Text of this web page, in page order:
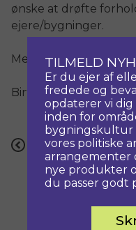
ønske at drøfte
ejere/bygninger.
Med venlig hilsen
Birthe Iuel
Forrige
TILMELD
Er du ejer af
fredede og
opdaterer vi dig
inden for
bygningskultur
vores politiske
arrangementer
nye produkter
du passer godt